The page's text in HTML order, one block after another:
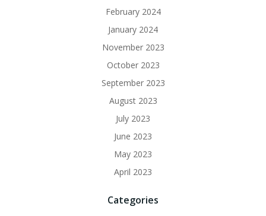
February 2024
January 2024
November 2023
October 2023
September 2023
August 2023
July 2023
June 2023
May 2023
April 2023
Categories